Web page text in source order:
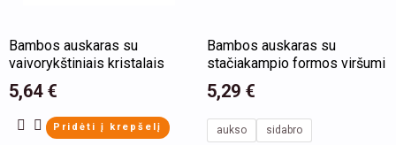
the
product
page
the
product
page
Bambos auskaras su
vaivorykštiniais kristalais
5,64 €
Pridėti į krepšelį
Bambos auskaras su
stačiakampio formos viršumi
5,29 €
aukso sidabro
product
has
variants.